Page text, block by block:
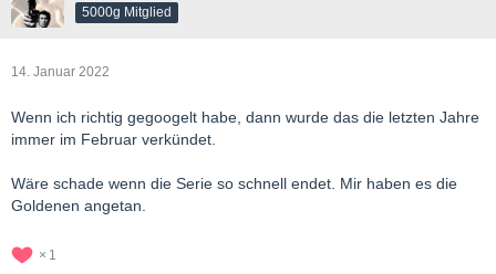
5000g Mitglied
14. Januar 2022
Wenn ich richtig gegoogelt habe, dann wurde das die letzten Jahre
immer im Februar verkündet.
Wäre schade wenn die Serie so schnell endet. Mir haben es die
Goldenen angetan.
1